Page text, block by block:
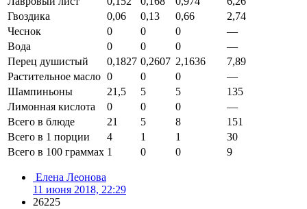
Гвоздика
0,06 0,13 0,66
2,74
Чеснок
0 0 0
—
Вода
0 0 0
—
Перец душистый
0,1827 0,2607 2,1636
7,89
Растительное масло 0 0 0
—
Шампиньоны
21,5 5 5
135
Лимонная кислота
0 0 0
—
Всего в блюде
21 5 8
151
Всего в 1 порции
4 1 1
30
Всего в 100 граммах 1 0 0 9
Елена Леонова
11 июня 2018, 22:29
26225